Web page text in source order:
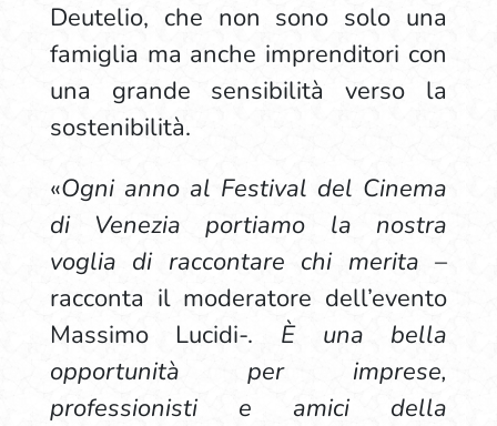
Deutelio, che non sono solo una
famiglia ma anche imprenditori con
una grande sensibilità verso la
sostenibilità.
«Ogni anno al Festival del Cinema
di Venezia portiamo la nostra
voglia di raccontare chi merita –
racconta il moderatore dell’evento
Massimo Lucidi-. È una bella
opportunità per imprese,
professionisti e amici della